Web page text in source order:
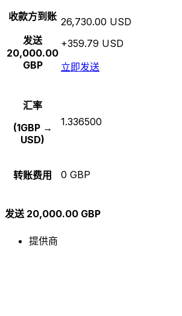
收款方到账
发送
20,000.00
GBP
26,730.00 USD
+359.79 USD
立即发送
汇率
(1GBP →
USD)
1.336500
转账费用 0 GBP
发送 20,000.00 GBP
提供商